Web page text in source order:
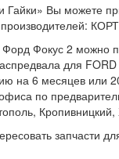
Гайки» Вы можете
Форд Фокус 2 можно
для
на 6 месяцев или
по
запчасти